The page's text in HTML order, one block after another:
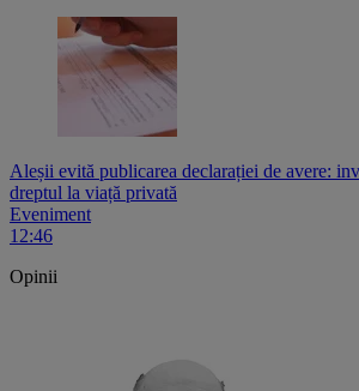
Aleșii evită publicarea declarației de avere:
dreptul la viață privată
Eveniment
12:46
Opinii